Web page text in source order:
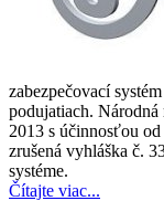
zabezpečovací
podujatiach. Národná
2013 s účinnosťou
zrušená vyhláška č.
systéme.
Čítajte viac...